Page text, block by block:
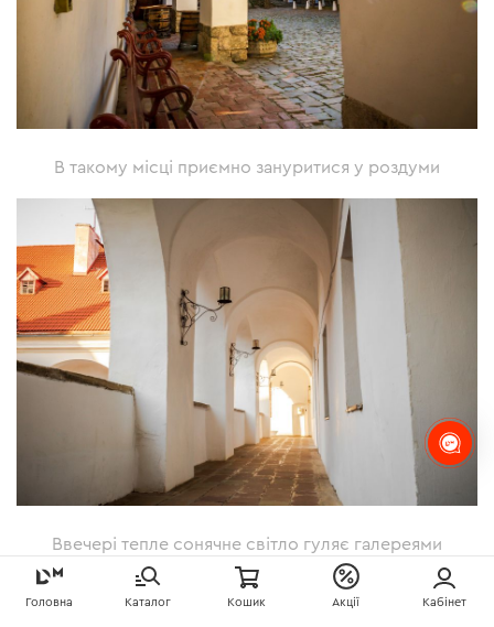
В такому місці приємно зануритися у роздуми
Ввечері тепле сонячне світло гуляє галереями
Головна Каталог Кошик Акції Кабінет